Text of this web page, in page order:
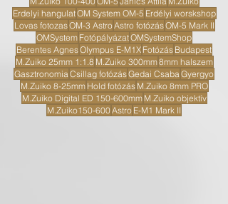
Erdelyi hangulatOM System OM-5 Erdélyi worskshop
Lovas fotozasOM-3 AstroAstro fotózásOM-5 Mark II
OMSystem FotópályázatOMSystemShop
Berentes AgnesOlympus E-M1X Fotózás Budapest
M.Zuiko 25mm 1:1.8 M.Zuiko 300mm8mm halszem
GasztronomiaCsillag fotózásGedai CsabaGyergyo
M.Zuiko 8-25mm Hold fotózás M.Zuiko 8mm PRO
M.Zuiko Digital ED 150-600mm M.Zuiko objektív
M.Zuiko150-600Astro E-M1 Mark II